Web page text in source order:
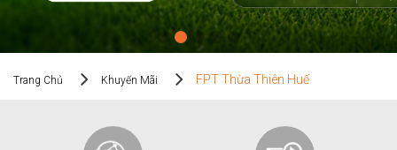
Trang Chủ Khuyến Mãi FPT Thừa Thiên Huế